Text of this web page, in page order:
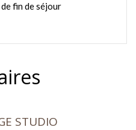
fin de séjour
STUDIO